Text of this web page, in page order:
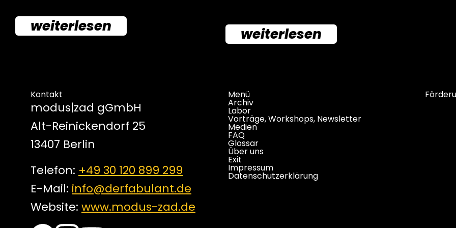
weiterlesen weiterlesen
Kontakt
modus|zad gGmbH
Alt-Reinickendorf 25
13407 Berlin
Telefon: +49 30 120 899 299
E-Mail: info@derfabulant.de
Website: www.modus-zad.de
Menü
Archiv
Labor
Vorträge, Workshops, Newsletter
Medien
FAQ
Glossar
Über uns
Exit
Impressum
Datenschutzerklärung